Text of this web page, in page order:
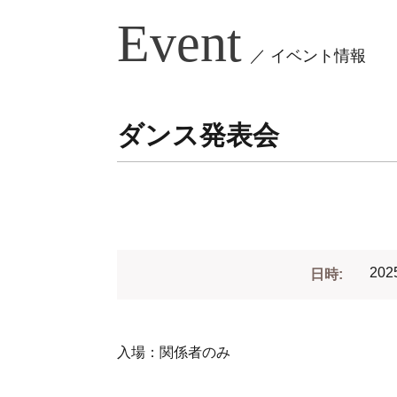
Event ／ イベント情報
ダンス発表会
日時:
入場：関係者のみ